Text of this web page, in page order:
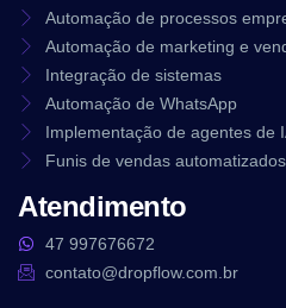
Automação de processos
Automação de marketing e
Integração de sistemas
Automação de WhatsApp
Implementação de agentes de
Funis de vendas automatizados
Atendimento
47 997676672
contato@dropflow.com.br